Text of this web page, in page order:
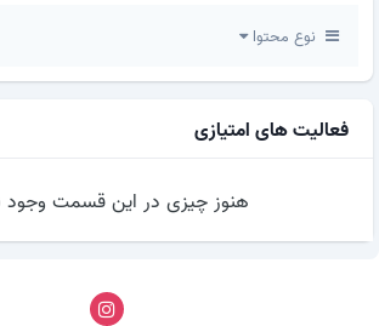
نوع محتوا
فعالیت های امتیازی
هنوز چیزی در این قسمت وجود